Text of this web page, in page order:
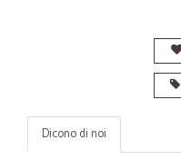
Dicono di noi